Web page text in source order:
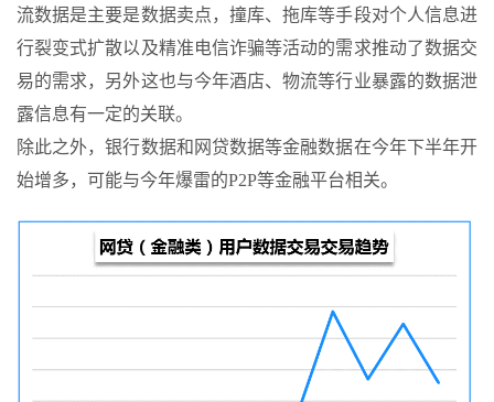
流数据是主要是数据卖点，撞库、拖库等手段对个人信息进
行裂变式扩散以及精准电信诈骗等活动的需求推动了数据交
易的需求，另外这也与今年酒店、物流等行业暴露的数据泄
露信息有一定的关联。
除此之外，银行数据和网贷数据等金融数据在今年下半年开
始增多，可能与今年爆雷的P2P等金融平台相关。